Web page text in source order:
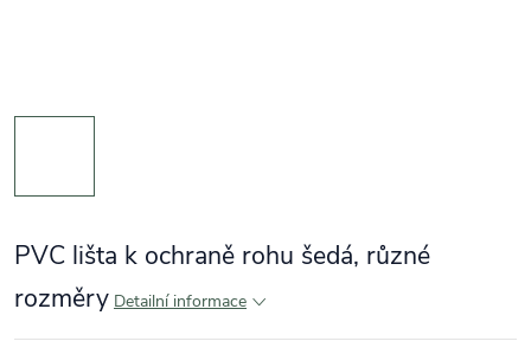
PVC lišta k ochraně rohu šedá, různé
rozměry Detailní informace